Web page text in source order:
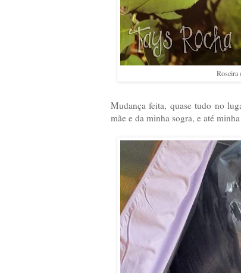
Roseira
Mudança feita, quase tudo no
mãe e da minha sogra, e até